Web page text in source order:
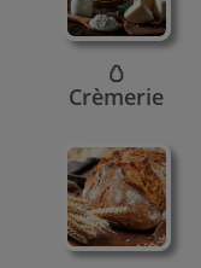
🥚
Crèmerie